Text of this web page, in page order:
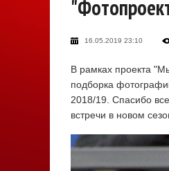
16.05.2019 23:10
В рамках проекта
подборка
2018/19. Спасибо
встречи в новом